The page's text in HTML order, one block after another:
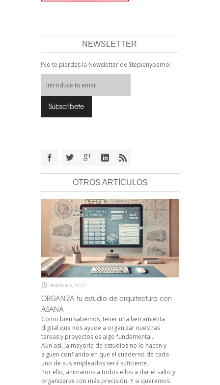
NEWSLETTER
!No te pierdas la Newsletter de Stepienybarno!
OTROS ARTÍCULOS
09/07/2026, 20:27
ORGANIZA tu estudio de arquitectura con
ASANA
Como bien sabemos, tener una herramienta
digital que nos ayude a organizar nuestras
tareas y proyectos es algo fundamental.
Aún así, la mayoría de estudios no lo hacen y
siguen confiando en que el cuaderno de cada
uno de sus empleados será suficiente.
Por ello, animamos a todos ellos a dar el salto y
organizarse con más precisión. Y si queremos